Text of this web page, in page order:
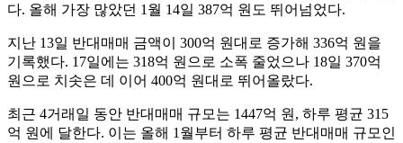
다. 올해 가장 많았던 1월 14일 387억 원도 뛰어넘었다.
지난 13일 반대매매 금액이 300억 원대로 증가해 336억 원을
기록했다. 17일에는 318억 원으로 소폭 줄었으나 18일 370억
원으로 치솟은 데 이어 400억 원대로 뛰어올랐다.
최근 4거래일 동안 반대매매 규모는 1447억 원, 하루 평균 315
억 원에 달한다. 이는 올해 1월부터 하루 평균 반대매매 규모인